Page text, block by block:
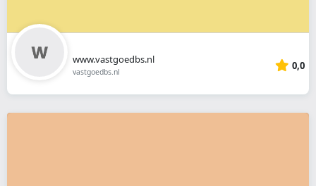
www.vastgoedbs.nl
vastgoedbs.nl 0,0